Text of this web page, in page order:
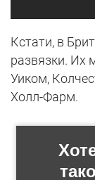
Кстати, в
развязки. Их
Уиком,
Холл-Фарм.